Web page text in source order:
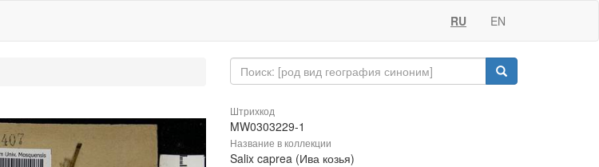
RU EN
Штрихкод
MW0303229-1
Название в коллекции
Salix caprea (Ива козья)